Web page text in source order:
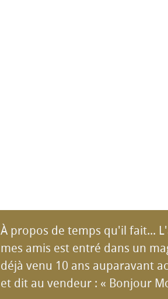
À propos de temps qu'il fait...
mes amis est entré dans un
déjà venu 10 ans auparavant
et dit au vendeur : « Bonjour